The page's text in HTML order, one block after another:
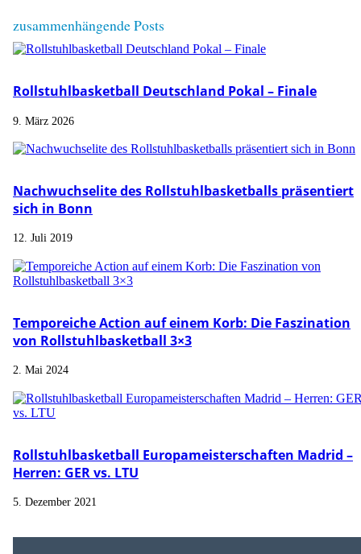
zusammenhängende Posts
Rollstuhlbasketball Deutschland Pokal – Finale
9. März 2026
Nachwuchselite des Rollstuhlbasketballs präsentiert
sich in Bonn
12. Juli 2019
Temporeiche Action auf einem Korb: Die Faszination
von Rollstuhlbasketball 3×3
2. Mai 2024
Rollstuhlbasketball Europameisterschaften Madrid –
Herren: GER vs. LTU
5. Dezember 2021